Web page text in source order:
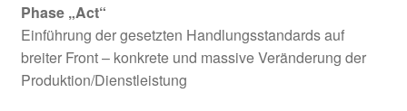
Phase „Act“
Einführung der gesetzten Handlungsstandards auf
breiter Front – konkrete und massive Veränderung der
Produktion/Dienstleistung